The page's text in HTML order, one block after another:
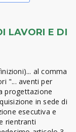
LAVORI E DI
al comma
"... aventi per
progettazione
in sede di
esecutiva e
rientranti